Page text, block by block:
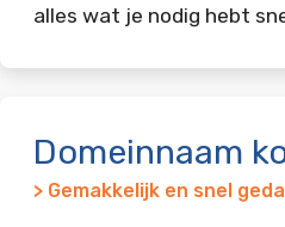
alles wat je nodig hebt
Domeinnaam
> Gemakkelijk en snel